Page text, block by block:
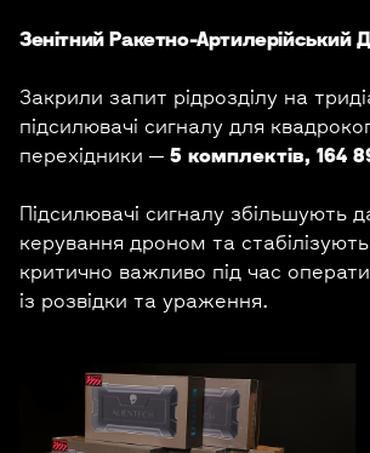
Зенітний Ракетно-Артилерійський
Закрили запит рідрозділу на
підсилювачі сигналу для
перехідники — 5 комплектів, 164
Підсилювачі сигналу збільшують
керування дроном та
критично важливо під час
із розвідки та ураження.